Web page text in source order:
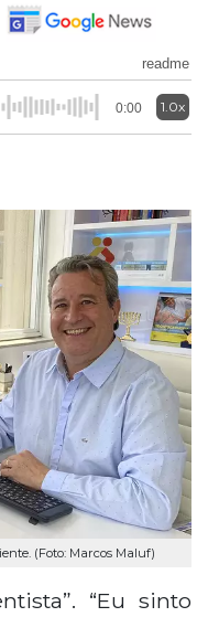
readme
0:00 1.0x
(Foto: Marcos Maluf)
“Eu sinto